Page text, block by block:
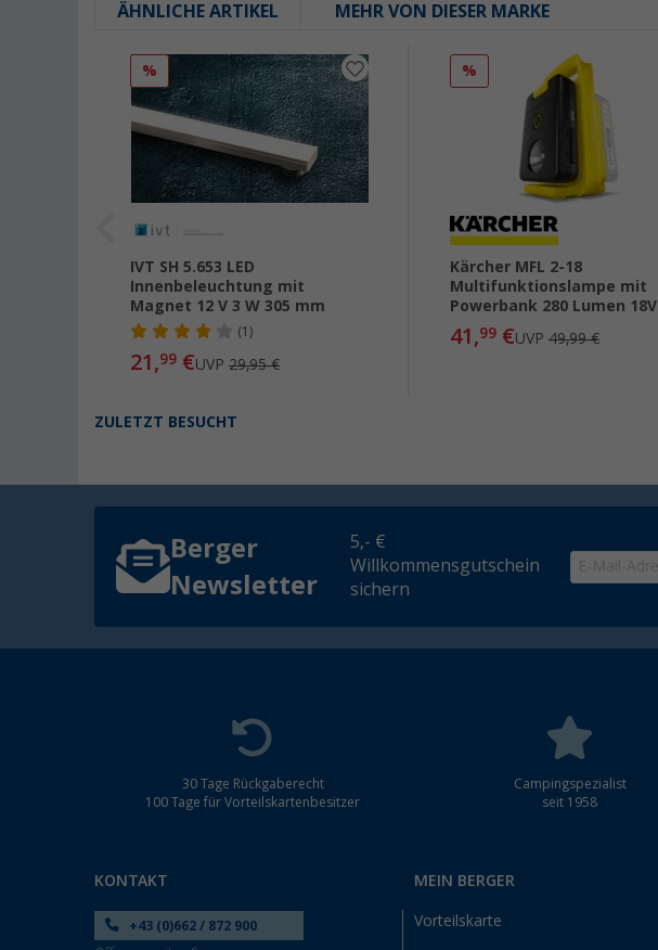
ÄHNLICHE ARTIKEL MEHR VON DIESER MARKE
%
IVT SH 5.653 LED
Innenbeleuchtung mit
Magnet 12 V 3 W 305 mm
(1)
21,99 €UVP29,95 €
%
Kärcher MFL 2-18
Multifunktionslampe mit
Powerbank 280 Lumen 18V
41,99€UVP 49,99 €
ZULETZT BESUCHT
Berger
Newsletter
5,- €
Willkommensgutschein
sichern
30 Tage Rückgaberecht
100 Tage für Vorteilskartenbesitzer
Campingspezialist
seit 1958
KONTAKT
+43 (0)662 / 872 900
MEIN BERGER
Vorteilskarte